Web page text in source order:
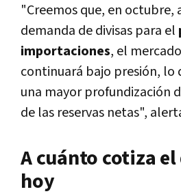
"Creemos que, en octubre,
demanda de divisas para el
importaciones, el
continuará bajo presión, lo
una mayor profundización
de las reservas netas",
A cuánto cotiza
hoy